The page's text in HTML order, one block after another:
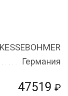
47519 ₽
Германия